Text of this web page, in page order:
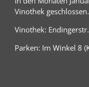
Vinothek geschlossen.
Vinothek:
Parken: Im Winkel 8